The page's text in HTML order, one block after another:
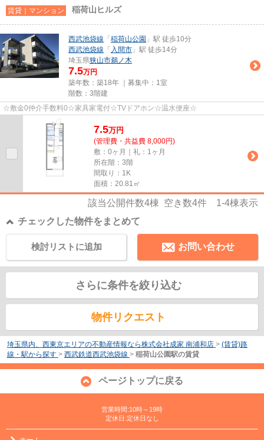
賃貸｜マンション 稲荷山ヒルズ
西武池袋線 「 稲荷山公園 」駅 徒歩10分
西武池袋線 「 入間市 」駅 徒歩14分
埼玉県狭山市鵜ノ木
7.5万円
築年数：築18年 ｜募集中： 1室
階数：3階建
☆敷金0仲介手数料0☆家具家電付☆TVドアホン☆温水便座☆
7.5万円
(管理費・共益費 8,000円)
敷：0ヶ月｜礼：1ヶ月
所在階：3階
間取り：1K
面積：20.81㎡
該当公開件数4棟 空き数4件 1-4棟表示
チェックした物件をまとめて
お問い合わせ
検討リストに追加
さらに条件を絞り込む
物件リクエスト
埼玉県内、西東京エリアの不動産情報なら株式会社成家 南浦和店 > (賃貸)路
線・駅から探す > 西武鉄道西武池袋線 > 稲荷山公園駅の賃貸
ページトップに戻る
営業時間:10時～19時
定休日:定休日なし